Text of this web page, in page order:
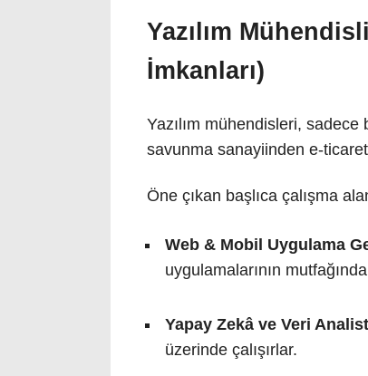
Yazılım
İmkanları)
Yazılım mühendisleri,
savunma sanayiinden e-
Öne çıkan başlıca çalışma
Web & Mobil Uygulama
uygulamalarının
Yapay Zekâ ve Veri
üzerinde çalışırlar.